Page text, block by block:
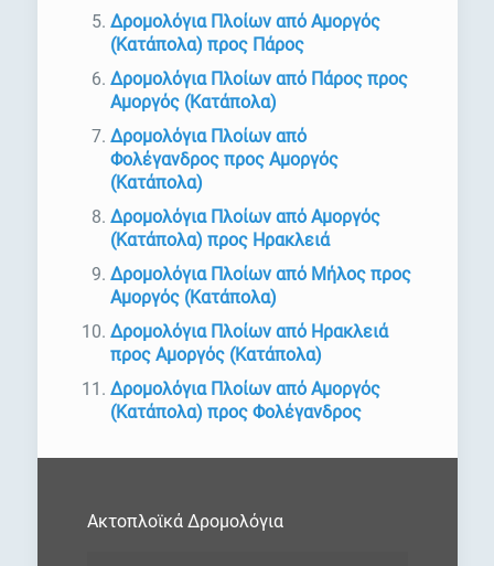
Δρομολόγια Πλοίων από Αμοργός
(Κατάπολα) προς Πάρος
Δρομολόγια Πλοίων από Πάρος προς
Αμοργός (Κατάπολα)
Δρομολόγια Πλοίων από
Φολέγανδρος προς Αμοργός
(Κατάπολα)
Δρομολόγια Πλοίων από Αμοργός
(Κατάπολα) προς Ηρακλειά
Δρομολόγια Πλοίων από Μήλος προς
Αμοργός (Κατάπολα)
Δρομολόγια Πλοίων από Ηρακλειά
προς Αμοργός (Κατάπολα)
Δρομολόγια Πλοίων από Αμοργός
(Κατάπολα) προς Φολέγανδρος
Ακτοπλοϊκά Δρομολόγια